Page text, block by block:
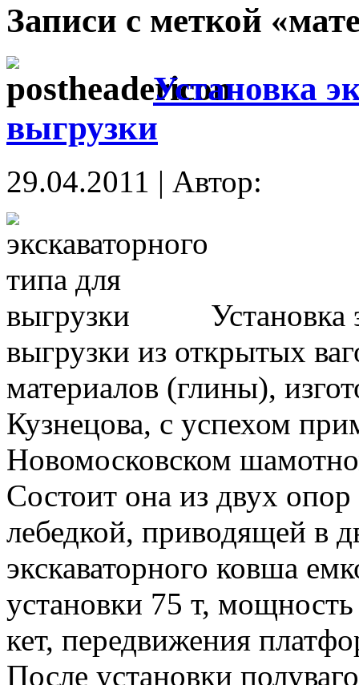
Записи с меткой
Установка
выгрузки
29.04.2011 | Автор:
Установка
выгрузки из открытых
материалов (глины),
Кузнецова, с успехом
Новомосковском
Состоит она из двух
лебедкой, приводящей в
экскаваторного ковша
установки 75 т,
кет, передвижения
После установки